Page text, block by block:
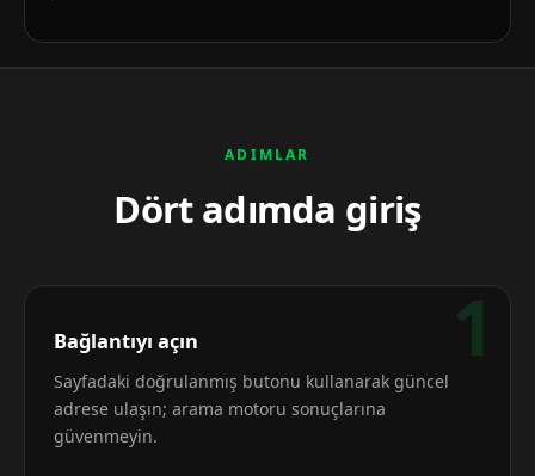
ADIMLAR
Dört adımda giriş
1
Bağlantıyı açın
Sayfadaki doğrulanmış butonu kullanarak güncel
adrese ulaşın; arama motoru sonuçlarına
güvenmeyin.